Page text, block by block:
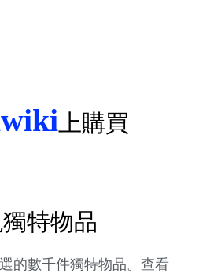
上購買
特物品
的數千件獨特物品。查看